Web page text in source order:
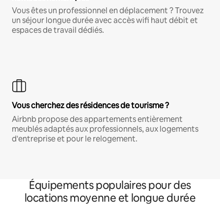
Vous êtes un professionnel en déplacement ? Trouvez
un séjour longue durée avec accès wifi haut débit et
espaces de travail dédiés.
Vous cherchez des résidences de tourisme ?
Airbnb propose des appartements entièrement
meublés adaptés aux professionnels, aux logements
d'entreprise et pour le relogement.
Équipements populaires pour des
locations moyenne et longue durée